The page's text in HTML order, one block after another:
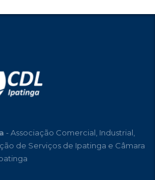
- Associação Comercial, Industrial,
de Serviços de Ipatinga e Câmara